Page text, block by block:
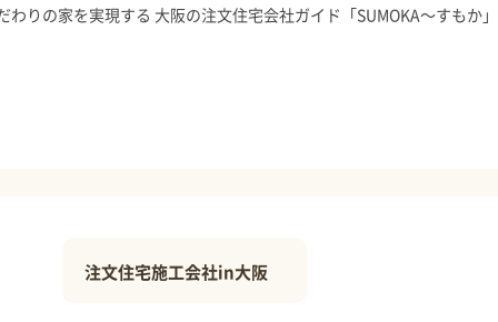
わりの家を実現する 大阪の注文住宅会社ガイド「SUMOKA～すもか」
注文住宅施工会社in大阪